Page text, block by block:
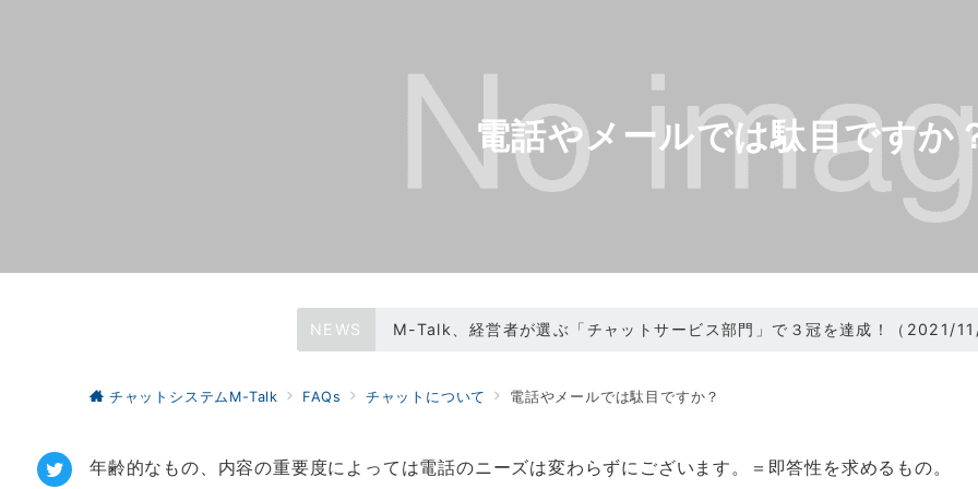
電話やメールでは駄目ですか
NEWS M-Talk、経営者が選ぶ「チャットサービス部門」で３冠を達成！（2021/11/
チャットシステムM-Talk FAQs チャットについて 電話やメールでは駄目ですか？
年齢的なもの、内容の重要度によっては電話のニーズは変わらずにございます。＝即答性を求めるもの。